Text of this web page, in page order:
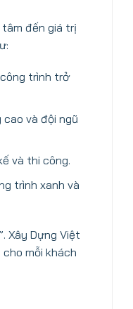
đến giá trị
trình trở
và đội ngũ
và thi công.
trình xanh và
Xây Dựng Việt
mỗi khách